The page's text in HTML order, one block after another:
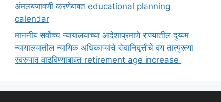
अंमलबजावणी करणेबाबत educational planning
calendar
माननीय सर्वोच्च न्यायालयाच्या आदेशाप्रमाणे राज्यातील दुय्यम
न्यायालयातील न्यायिक अधिकाऱ्यांचे सेवानिवृत्तीचे वय तात्पुरत्या
स्वरुपात वाढविण्याबाबत retirement age increase